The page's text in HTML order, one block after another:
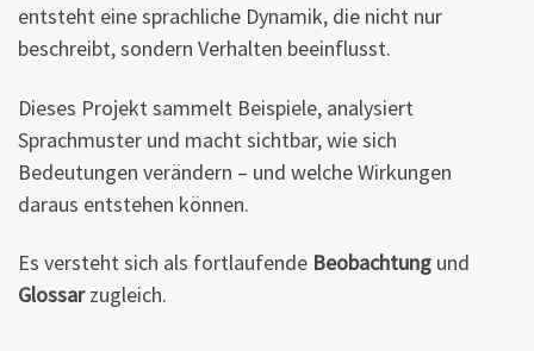
entsteht eine sprachliche Dynamik, die nicht nur
beschreibt, sondern Verhalten beeinflusst.
Dieses Projekt sammelt Beispiele, analysiert
Sprachmuster und macht sichtbar, wie sich
Bedeutungen verändern – und welche Wirkungen
daraus entstehen können.
Es versteht sich als fortlaufende Beobachtung und
Glossarzugleich.